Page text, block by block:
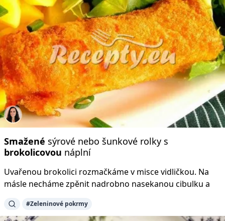
Smažené sýrové nebo šunkové rolky s
brokolicovou náplní
Uvařenou brokolici rozmačkáme v misce vidličkou. Na
másle necháme zpěnit nadrobno nasekanou cibulku a
#Zeleninové pokrmy